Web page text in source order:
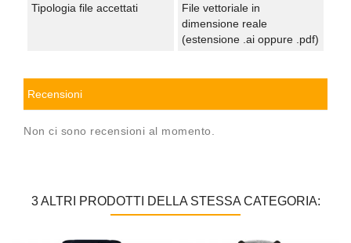
Tipologia file accettati
File vettoriale in
dimensione reale
(estensione .ai oppure .pdf)
Recensioni
Non ci sono recensioni al momento.
3 ALTRI PRODOTTI DELLA STESSA CATEGORIA: